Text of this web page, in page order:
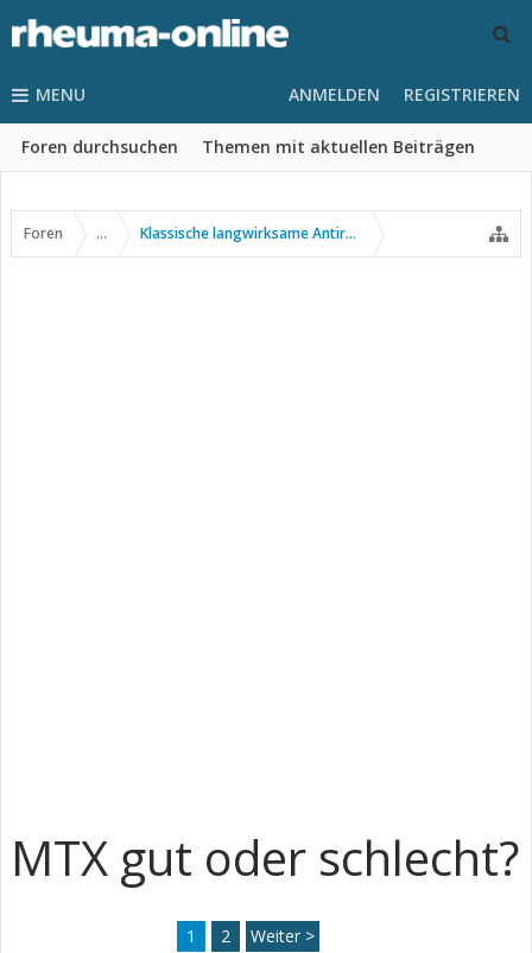
MENU
Foren durchsuchen Themen mit aktuellen Beiträgen
ANMELDEN REGISTRIEREN
Foren ... Klassische langwirksame Antirheumatika
MTX gut oder schlecht?
1 2 Weiter >